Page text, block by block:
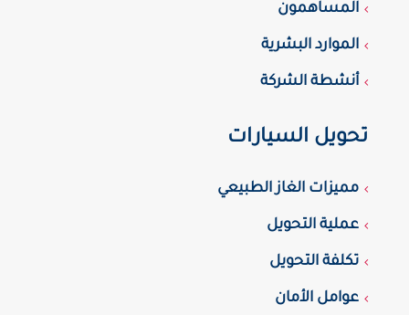
المساهمون
الموارد البشرية
أنشطة الشركة
تحويل السيارات
مميزات الغاز الطبيعي
عملية التحويل
تكلفة التحويل
عوامل الأمان